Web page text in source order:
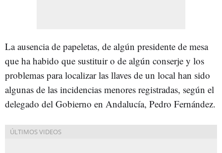
La ausencia de papeletas, de algún presidente de mesa
que ha habido que sustituir o de algún conserje y los
problemas para localizar las llaves de un local han sido
algunas de las incidencias menores registradas, según el
delegado del Gobierno en Andalucía, Pedro Fernández.